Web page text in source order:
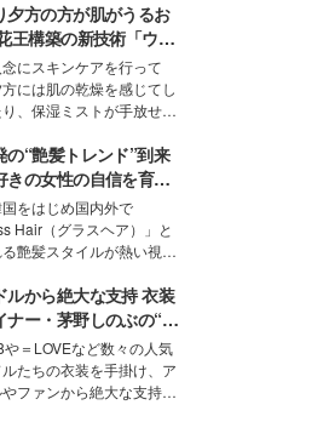
き”という共通点を持つモ
城舞と島村雄大の特別対
け！それぞれの視点か
ならではの魅力や予想外
をもたらす奥深いストーリ
いて熱く語り合ってもらっ
夕方の方が肌がうるお
王構築の新技術「ウォ
キャプチャリングスキ
水肌）」がスキンケア
を変える予感
にスキンケアを行って
には肌の乾燥を感じてし
り、保湿ミストが手放せな
常識を大きく変える可能
た、革新的な「Water
Skin（ウォーターキャ
リングスキン：捕水肌）」
、花王が構築した。
の“艶髪トレンド”到来
きの女性の自信を育む
ケア事情」って？
をはじめ国内外で
Hair（グラスヘア）」と
艶髪スタイルが熱い視線
完成度を高めるベースと
髪そのものの美しさ”に改
目する人が増えている様
は、そんな憧れの艶やか
常で叶える、美容好きの
ちのヘアケア事情を紹介し
ルから絶大な支持 衣装
ナー・茅野しのぶの“可
作る美学＜「シチズン
シー」インタビュー＞
＝LOVEなど数々の人気
たちの衣装を手掛け、ア
ファンから絶大な支持を